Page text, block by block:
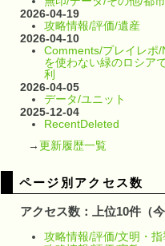
2026-04-19
攻略情報/評価/遺産
2026-04-10
Comments/プレイレポ/
を使わない緑のロシア
利
2026-04-05
データ/ユニット
2025-12-04
RecentDeleted
→更新履歴一覧
ページ別アクセス数
アクセス数：上位10件（今
攻略情報/評価/文明・指